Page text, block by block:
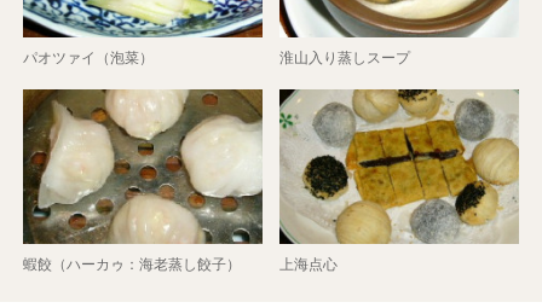
パオツァイ（泡菜） 淮山入り蒸しスープ
蝦餃（ハーカゥ：海老蒸し餃子） 上海点心